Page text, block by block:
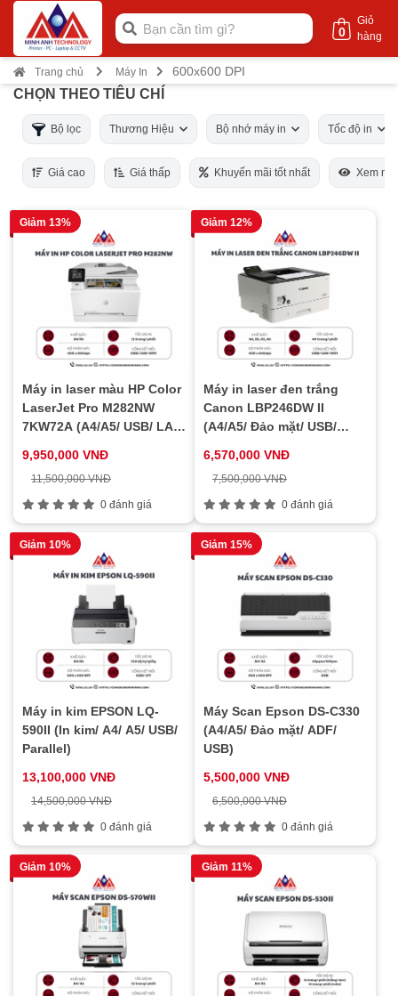
Giỏ
hàng
0
Trang chủ Máy In 600x600 DPI
CHỌN THEO TIÊU CHÍ
Bộ lọc Thương Hiệu Bộ nhớ máy in Tốc độ in
Giá cao Giá thấp Khuyến mãi tốt nhất Xem
Giảm 13%
Máy in laser màu HP Color
LaserJet Pro M282NW
7KW72A (A4/A5/ USB/ LAN/
9,950,000 VNĐ
11,500,000 VNĐ
0 đánh giá
Giảm 12%
Máy in laser đen trắng
Canon LBP246DW II
(A4/A5/ Đảo mặt/ USB/
6,570,000 VNĐ
7,500,000 VNĐ
0 đánh giá
Giảm 10%
Máy in kim EPSON LQ-
590II (In kim/ A4/ A5/ USB/
Parallel)
13,100,000 VNĐ
14,500,000 VNĐ
0 đánh giá
Giảm 15%
Máy Scan Epson DS-C330
(A4/A5/ Đảo mặt/ ADF/
USB)
5,500,000 VNĐ
6,500,000 VNĐ
0 đánh giá
Giảm 10% Giảm 11%